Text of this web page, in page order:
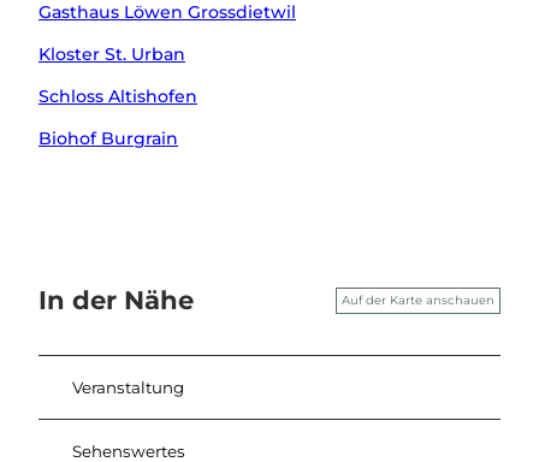
Gasthaus Löwen Grossdietwil
Kloster St. Urban
Schloss Altishofen
Biohof Burgrain
In der Nähe Auf der Karte anschauen
Veranstaltung
Sehenswertes